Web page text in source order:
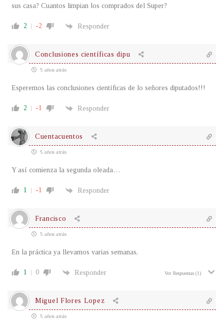
sus casa? Cuantos limpian los comprados del Super?
2 -2 Responder
Conclusiones científicas dipu
5 años atrás
Esperemos las conclusiones científicas de lo señores diputados!!!
2 -1 Responder
Cuentacuentos
5 años atrás
Y así comienza la segunda oleada…
1 -1 Responder
Francisco
5 años atrás
En la práctica ya llevamos varias semanas,
1 0 Responder Ver Respuestas (1)
Miguel Flores Lopez
5 años atrás